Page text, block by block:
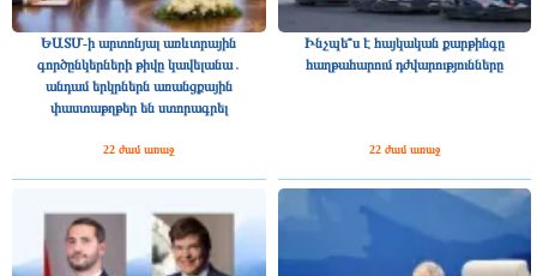
ԵԱՏՄ-ի արտոնյալ առևտրային
գործընկերների թիվը կավելանա․
անդամ երկրներն առանցքային
փաստաթղթեր են ստորագրել
22 ժամ առաջ
Ինչպե՞ս է հայկական քարթինգը
հաղթահարում դժվարությունները
22 ժամ առաջ